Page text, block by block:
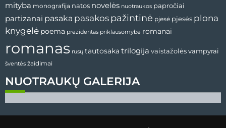
NUOTRAUKŲ GALERIJA
mityba monografija natos novelės nuotraukos papročiai
partizanai pasaka pasakos pažintinė pjesė pjesės plona
knygelė poema prezidentas priklausomybė romanai
romanas rusų tautosaka trilogija vaistažolėsvampyrai
šventės žaidimai